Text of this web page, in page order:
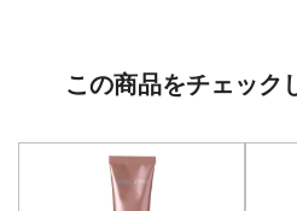
この商品をチェック